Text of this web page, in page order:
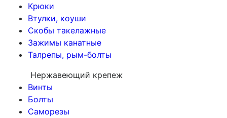
Крюки
Втулки, коуши
Скобы такелажные
Зажимы канатные
Талрепы, рым-болты
Нержавеющий крепеж
Винты
Болты
Саморезы